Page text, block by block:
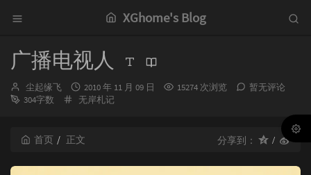
XGhome's Blog
广播电视人
博
主：
尘起缘飞
发
布
2010 年 11 月 09 日 15274 次浏览
暂无评论
304字数
分
无岸札记
首页 正文 分享到：